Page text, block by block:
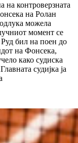
на контроверзната
на Ролан
можела
момент се
Руд бил на поен до
на Фонсека,
како судиска
судијка ја